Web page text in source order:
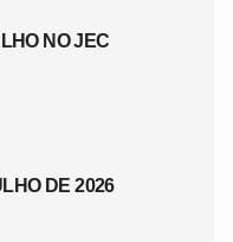
NO JEC
DE 2026